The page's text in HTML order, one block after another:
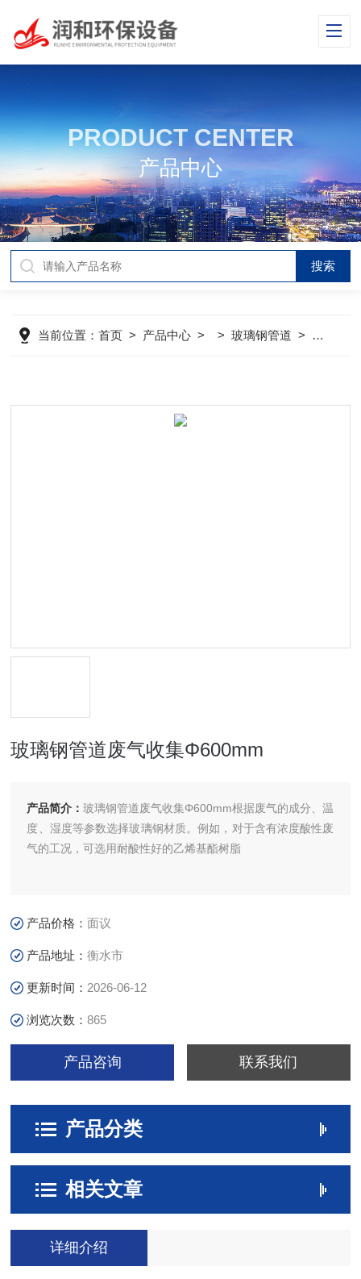
PRODUCT CENTER
产品中心
当前位置：首页 > 产品中心 > >玻璃钢管道 > 玻璃钢
玻璃钢管道废气收集Φ600mm
产品简介：玻璃钢管道废气收集Φ600mm根据废气的成分、温
度、湿度等参数选择玻璃钢材质。例如，对于含有浓度酸性废
气的工况，可选用耐酸性好的乙烯基酯树脂
产品价格：面议
产品地址：衡水市
更新时间： 2026-06-12
浏览次数：865
产品咨询 联系我们
产品分类
相关文章
详细介绍